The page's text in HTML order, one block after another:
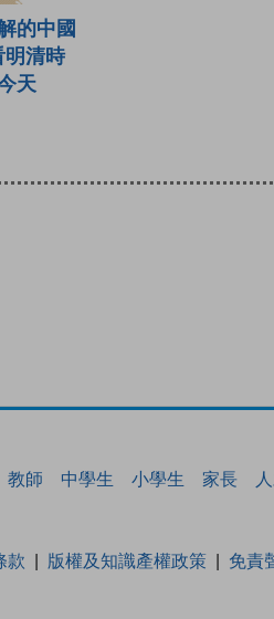
的中國
清時
天
教師 中學生 小學生 家長
款 版權及知識產權政策 免責